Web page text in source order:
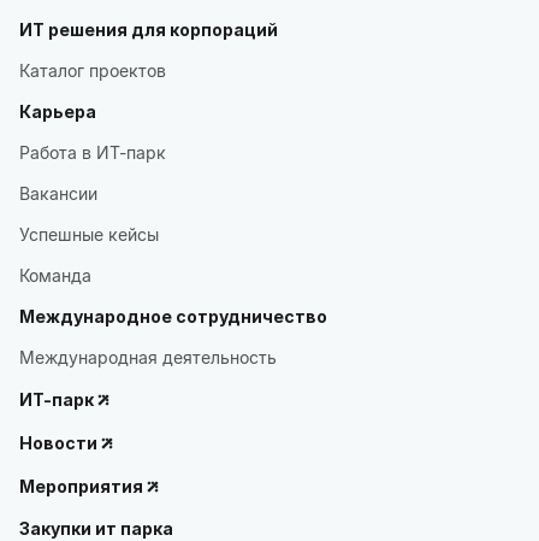
ИТ решения для корпораций
Каталог проектов
Карьера
Работа в ИТ-парк
Вакансии
Успешные кейсы
Команда
Международное сотрудничество
Международная деятельность
ИТ-парк
Новости
Мероприятия
Закупки ит парка